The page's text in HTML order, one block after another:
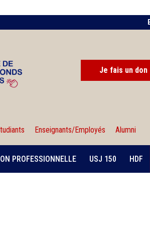
Je fais un don
Enseignants/Employés Alumni
PROFESSIONNELLE USJ 150 HDF